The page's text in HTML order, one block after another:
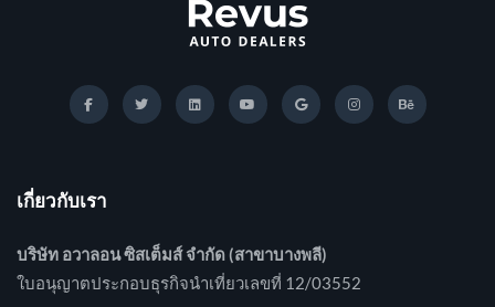
เกี่ยวกับเรา
บริษัท อวาลอน ซิสเต็มส์ จำกัด (สาขาบางพลี)
ใบอนุญาตประกอบธุรกิจนำเที่ยวเลขที่ 12/03552